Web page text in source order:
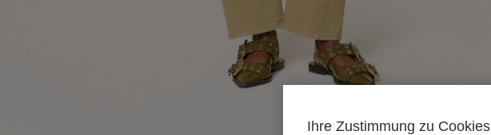
Ihre Zustimmung zu Cookies